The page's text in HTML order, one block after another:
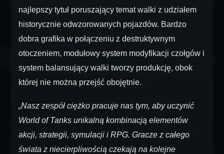
najlepszy tytuł poruszający temat walki z udziałem
historycznie odwzorowanych pojazdów. Bardzo
dobra grafika w połączeniu z destruktywnym
otoczeniem, modułowy system modyfikacji czołgów i
system balansujący walki tworzy produkcję, obok
której nie można przejść obojętnie.
„Nasz zespół ciężko pracuje nas tym, aby uczynić
World of Tanks unikalną kombinacją elementów
akcji, strategii, symulacji i RPG. Gracze z całego
świata z niecierpliwością czekają na kolejne